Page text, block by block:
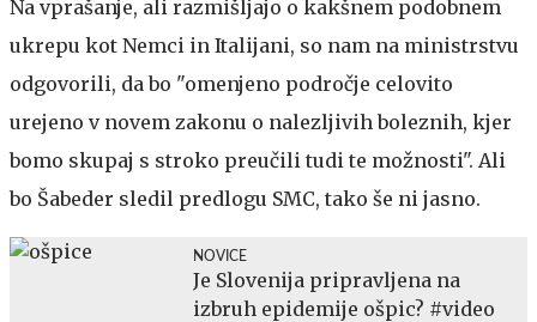
Na vprašanje, ali razmišljajo o kakšnem podobnem
ukrepu kot Nemci in Italijani, so nam na ministrstvu
odgovorili, da bo "omenjeno področje celovito
urejeno v novem zakonu o nalezljivih boleznih, kjer
bomo skupaj s stroko preučili tudi te možnosti". Ali
bo Šabeder sledil predlogu SMC, tako še ni jasno.
NOVICE
Je Slovenija pripravljena na
izbruh epidemije ošpic? #video